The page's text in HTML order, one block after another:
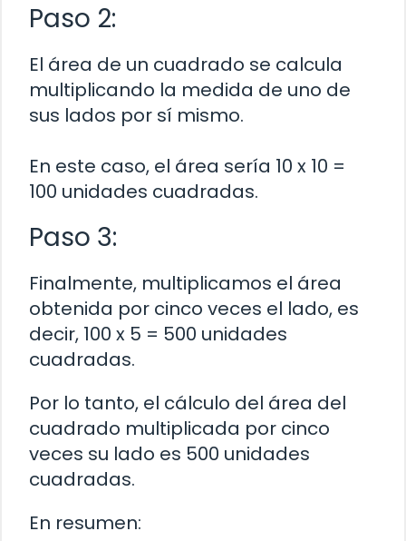
Paso 2:
El área de un cuadrado se calcula
multiplicando la medida de uno de
sus lados por sí mismo.
En este caso, el área sería 10 x 10 =
100 unidades cuadradas.
Paso 3:
Finalmente, multiplicamos el área
obtenida por cinco veces el lado, es
decir, 100 x 5 = 500 unidades
cuadradas.
Por lo tanto, el cálculo del área del
cuadrado multiplicada por cinco
veces su lado es 500 unidades
cuadradas.
En resumen: